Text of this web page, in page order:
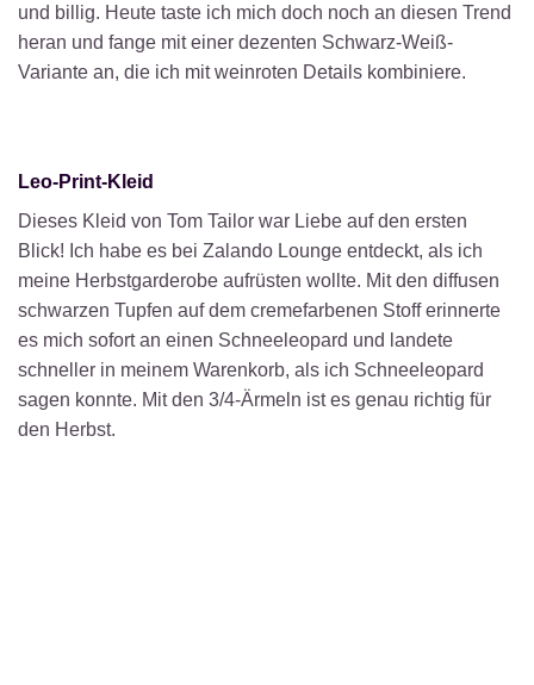
und billig. Heute taste ich mich doch noch an diesen Trend
heran und fange mit einer dezenten Schwarz-Weiß-
Variante an, die ich mit weinroten Details kombiniere.
Leo-Print-Kleid
Dieses Kleid von Tom Tailor war Liebe auf den ersten
Blick! Ich habe es bei Zalando Lounge entdeckt, als ich
meine Herbstgarderobe aufrüsten wollte. Mit den diffusen
schwarzen Tupfen auf dem cremefarbenen Stoff erinnerte
es mich sofort an einen Schneeleopard und landete
schneller in meinem Warenkorb, als ich Schneeleopard
sagen konnte. Mit den 3/4-Ärmeln ist es genau richtig für
den Herbst.